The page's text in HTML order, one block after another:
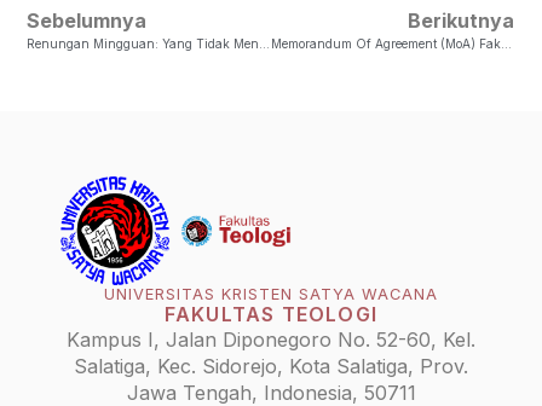
Sebelumnya Berikutnya
Memorandum Of Agreement (MoA) Fakultas Teologi Dengan The American Institute For Indonesian Studies (AIFIS)
UNIVERSITAS KRISTEN SATYA WACANA
FAKULTAS TEOLOGI
Kampus I, Jalan Diponegoro No. 52-60, Kel.
Salatiga, Kec. Sidorejo, Kota Salatiga, Prov.
Jawa Tengah, Indonesia, 50711